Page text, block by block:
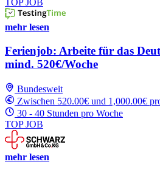
TOP JOB
mehr lesen
Ferienjob: Arbeite für das
mind. 520€/Woche
Bundesweit
Zwischen 520.00€ und 1,000.00€
30 - 40 Stunden pro Woche
TOP JOB
mehr lesen